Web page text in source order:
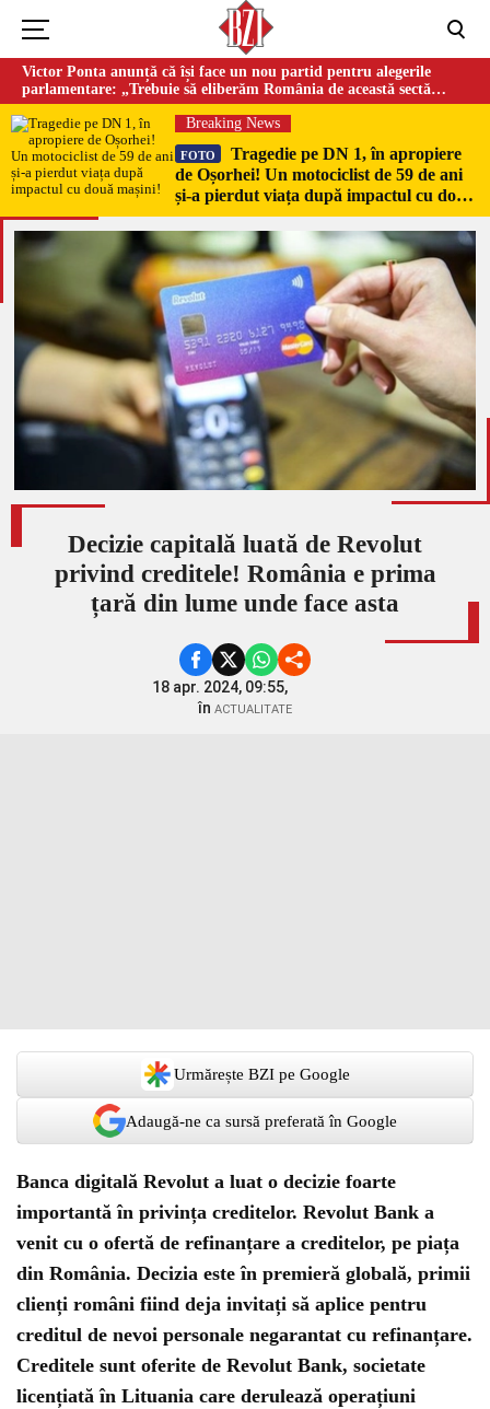
Victor Ponta anunță că își face un nou partid pentru alegerile
parlamentare: „Trebuie să eliberăm România de această sectă
globalistă”
Breaking News
FOTO
Tragedie pe DN 1, în apropiere
de Oșorhei! Un motociclist de 59 de ani
și-a pierdut viața după impactul cu două
mașini!
Decizie capitală luată de Revolut
privind creditele! România e prima
țară din lume unde face asta
18 apr. 2024, 09:55,
în ACTUALITATE
Urmărește BZI pe Google
Adaugă-ne ca sursă preferată în Google
Banca digitală Revolut a luat o decizie foarte
importantă în privința creditelor. Revolut Bank a
venit cu o ofertă de refinanțare a creditelor, pe piața
din România. Decizia este în premieră globală, primii
clienți români fiind deja invitați să aplice pentru
creditul de nevoi personale negarantat cu refinanțare.
Creditele sunt oferite de Revolut Bank, societate
licențiată în Lituania care derulează operațiuni